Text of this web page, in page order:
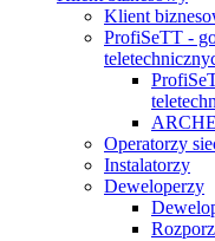
Klient
ProfiSeTT -
Operatorzy
Instalatorzy
Deweloperzy